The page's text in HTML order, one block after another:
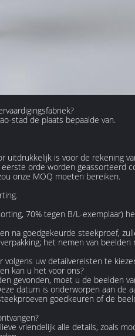
stad de plaats bepaalde van.
uitdrukkelijk is voor de rekening
orde worden geassorteerd
onze MOQ moeten bereiken.
70% tegen B/L-exemplaar)
na goedgekeurde steekproef,
het nemen van beelden
uw detailvereisten te
kan u het voor ons?
gevonden, moet u de beelden
datum is onderworpen aan de
goedkeuren of de
vriendelijk alle details, zoals